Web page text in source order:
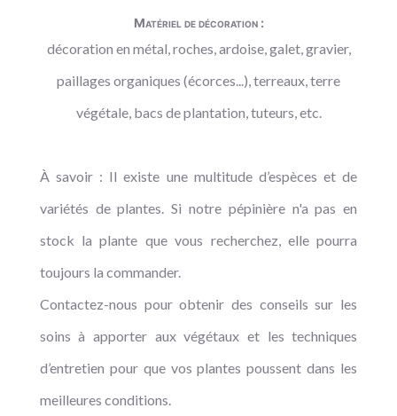
Matériel de décoration :
décoration en métal, roches, ardoise, galet, gravier,
paillages organiques (écorces...), terreaux, terre
végétale, bacs de plantation, tuteurs, etc.
À savoir : Il existe une multitude d’espèces et de
variétés de plantes. Si notre pépinière n'a pas en
stock la plante que vous recherchez, elle pourra
toujours la commander.
Contactez-nous pour obtenir des conseils sur les
soins à apporter aux végétaux et les techniques
d’entretien pour que vos plantes poussent dans les
meilleures conditions.